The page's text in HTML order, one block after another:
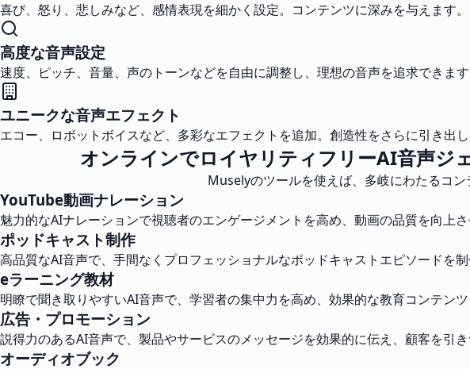
喜び、怒り、悲しみなど、感情表現を細かく設定。コンテンツに深みを与えます。
高度な音声設定
速度、ピッチ、音量、声のトーンなどを自由に調整し、理想の音声を追求できます
ユニークな音声エフェクト
エコー、ロボットボイスなど、多彩なエフェクトを追加。創造性をさらに引き出し
オンラインでロイヤリティフリーAI音声ジ
Muselyのツールを使えば、多岐にわたるコ
YouTube動画ナレーション
魅力的なAIナレーションで視聴者のエンゲージメントを高め、動画の品質を向上さ
ポッドキャスト制作
高品質なAI音声で、手間なくプロフェッショナルなポッドキャストエピソードを制
eラーニング教材
明瞭で聞き取りやすいAI音声で、学習者の集中力を高め、効果的な教育コンテンツ
広告・プロモーション
説得力のあるAI音声で、製品やサービスのメッセージを効果的に伝え、顧客を引き
オーディオブック